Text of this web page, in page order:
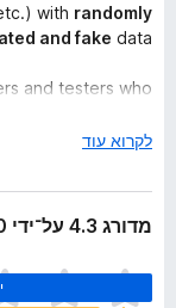
with randomly
and fake data.
and testers who
values in fields.
menus and
readonly
י
ל
ר
לקרוא עוד
מדורג 4.3 על־ידי 80 סוקרים
א